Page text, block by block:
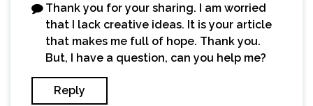
Thank you for your sharing. I am worried
that I lack creative ideas. It is your article
that makes me full of hope. Thank you.
But, I have a question, can you help me?
Reply